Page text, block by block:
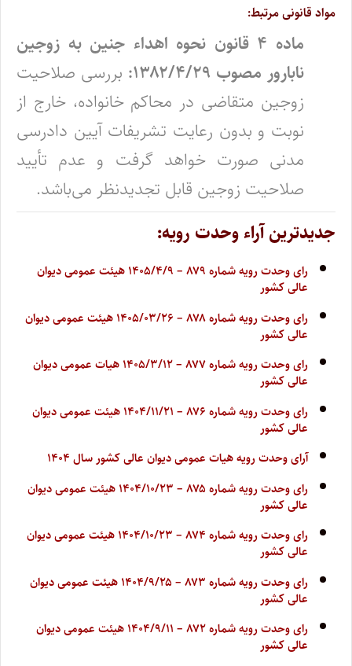
مواد قانونی مرتبط:
ماده ۴ قانون نحوه اهداء جنین به زوجین
نابارور مصوب ۱۳۸۲/۴/۲۹:
بررسی صلاحیت
زوجین متقاضی در محاکم خانواده، خارج از
نوبت و بدون رعایت تشریفات آیین دادرسی
مدنی صورت خواهد گرفت و عدم تأیید
صلاحیت‌ زوجین قابل تجدیدنظر می‌باشد.
جدیدترین آراء وحدت رویه:
رای وحدت رویه شماره ۸۷۹ – ۱۴۰۵/۴/۹ هیئت عمومی دیوان
عالی کشور
رای وحدت رویه شماره ۸۷۸ – ۱۴۰۵/۰۳/۲۶ هیئت عمومی دیوان
عالی کشور
رای وحدت رویه شماره ۸۷۷ – ۱۴۰۵/۳/۱۲ هیات عمومی دیوان
عالی کشور
رای وحدت رویه شماره ۸۷۶ – ۱۴۰۴/۱۱/۲۱ هیئت عمومی دیوان
عالی کشور
آرای وحدت رویه هیات عمومی دیوان عالی کشور سال ۱۴۰۴
رای وحدت رویه شماره ۸۷۵ – ۱۴۰۴/۱۰/۲۳ هیئت عمومی دیوان
عالی کشور
رای وحدت رویه شماره ۸۷۴ – ۱۴۰۴/۱۰/۲۳ هیئت عمومی دیوان
عالی کشور
رای وحدت رویه شماره ۸۷۳ – ۱۴۰۴/۹/۲۵ هیئت عمومی دیوان
عالی کشور
رای وحدت رویه شماره ۸۷۲ – ۱۴۰۴/۹/۱۱ هیئت عمومی دیوان
عالی کشور